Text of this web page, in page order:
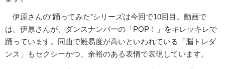
伊原さんの“踊ってみた”シリーズは今回で10回目。動画で
は、伊原さんが、ダンスナンバーの「POP！」をキレッキレで
踊っています。同曲で難易度が高いといわれている「脳トレダ
ンス」もセクシーかつ、余裕のある表情で表現しています。